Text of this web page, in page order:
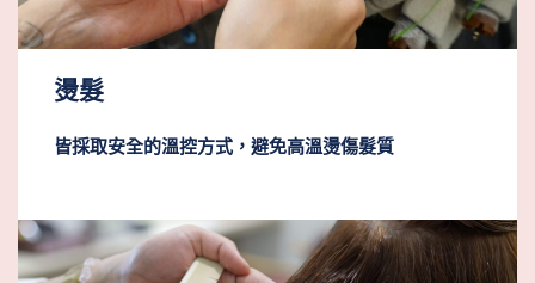
燙髮
皆採取安全的溫控方式，避免高溫燙傷髮質